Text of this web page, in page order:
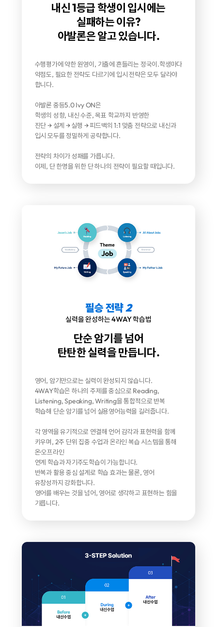
내신 1등급 학생이 입시에는
실패하는 이유?
아발론은 알고 있습니다.
수행평가에 약한 원영이, 기출에 흔들리는 정국이.학생마다
약점도, 필요한 전략도 다르기에 입시 전략은 모두 달라야
합니다.
아발론 중등5.0 Ivy ON은
학생의 성향, 내신 수준, 목표 학교까지 반영한
진단 → 설계 → 실행 → 피드백의 1:1 맞춤 전략으로 내신과
입시 모두를 정밀하게 공략합니다.
전략의 차이가 성패를 가릅니다.
이제, 단 한명을 위한 단 하나의 전략이 필요할 때입니다.
필승 전략2
실력을 완성하는 4WAY 학습법
단순 암기를 넘어
탄탄한 실력을 만듭니다.
영어, 암기만으로는 실력이 완성되지 않습니다.
4WAY학습은 하나의 주제를 중심으로 Reading,
Listening,Speaking, Writing을 통합적으로 반복
학습해 단순 암기를 넘어 실용영어능력을 길러줍니다.
각 영역을 유기적으로 연결해 언어 감각과 표현력을 함께
키우며, 2주 단위 집중 수업과 온라인 복습 시스템을 통해
온·오프라인
연계 학습과 자기주도학습이 가능합니다.
반복과 활용 중심 설계로 학습 효과는 물론, 영어
유창성까지 강화합니다.
영어를 배우는 것을 넘어, 영어로 생각하고 표현하는 힘을
기릅니다.